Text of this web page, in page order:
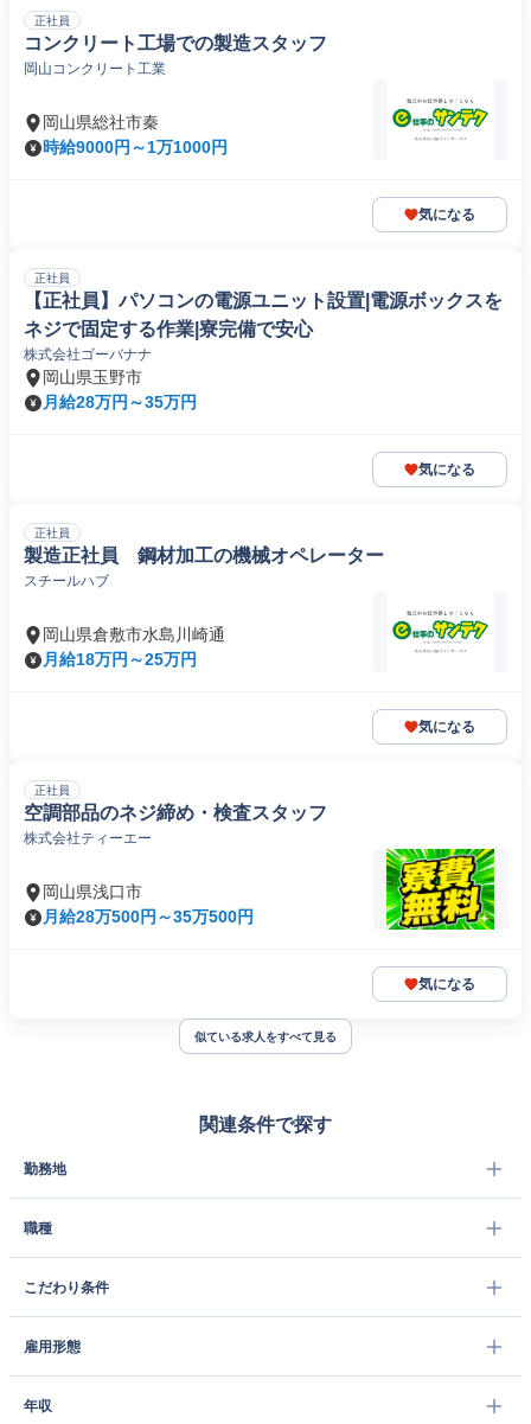
正社員
コンクリート工場での製造スタッフ
岡山コンクリート工業
岡山県総社市秦
時給9000円～1万1000円
気になる
正社員
【正社員】パソコンの電源ユニット設置|電源ボックスを
ネジで固定する作業|寮完備で安心
株式会社ゴーバナナ
岡山県玉野市
月給28万円～35万円
気になる
正社員
製造正社員 鋼材加工の機械オペレーター
スチールハブ
岡山県倉敷市水島川崎通
月給18万円～25万円
気になる
正社員
空調部品のネジ締め・検査スタッフ
株式会社ティーエー
岡山県浅口市
月給28万500円～35万500円
気になる
似ている求人をすべて見る
関連条件で探す
勤務地
職種
こだわり条件
雇用形態
年収